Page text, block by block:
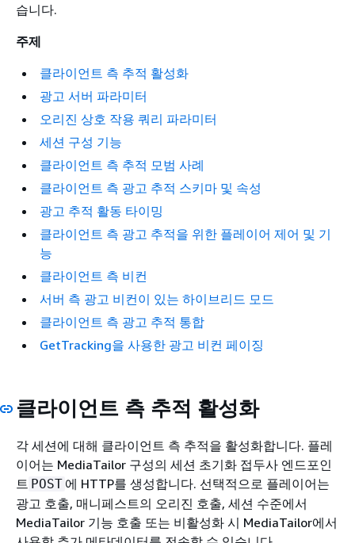
습니다.
주제
클라이언트 측 추적 활성화
광고 서버 파라미터
오리진 상호 작용 쿼리 파라미터
세션 구성 기능
클라이언트 측 추적 모범 사례
클라이언트 측 광고 추적 스키마 및 속성
광고 추적 활동 타이밍
클라이언트 측 광고 추적을 위한 플레이어 제어 및 기
능
클라이언트 측 비컨
서버 측 광고 비컨이 있는 하이브리드 모드
클라이언트 측 광고 추적 통합
GetTracking을 사용한 광고 비컨 페이징
클라이언트 측 추적 활성화
각 세션에 대해 클라이언트 측 추적을 활성화합니다. 플레
이어는 MediaTailor 구성의 세션 초기화 접두사 엔드포인
트 POST 에 HTTP를 생성합니다. 선택적으로 플레이어는
광고 호출, 매니페스트의 오리진 호출, 세션 수준에서
MediaTailor 기능 호출 또는 비활성화 시 MediaTailor에서